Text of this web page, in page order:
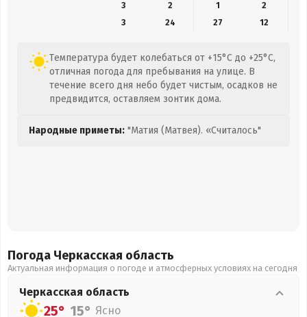
3
2 1
2
3
24 27 12
Температура будет колебаться от +15°C до +25°C,
отличная погода для пребывания на улице. В
течение всего дня небо будет чистым, осадков не
предвидится, оставляем зонтик дома.
Народные приметы: "Матия (Матвея). «Считалось"
Погода Черкасская область
Актуальная информация о погоде и атмосферных условиях на сегодня
Черкасская область
25° 15° Ясно